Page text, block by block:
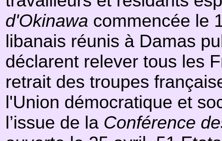
d'Okinawa commencée le
libanais réunis à Damas
déclarent relever tous les
retrait des troupes
l'Union démocratique et
l’issue de la Conférence